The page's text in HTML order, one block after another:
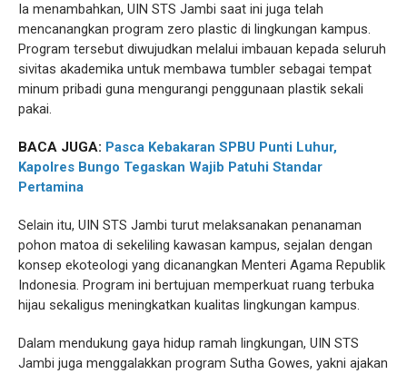
Ia menambahkan, UIN STS Jambi saat ini juga telah
mencanangkan program zero plastic di lingkungan kampus.
Program tersebut diwujudkan melalui imbauan kepada seluruh
sivitas akademika untuk membawa tumbler sebagai tempat
minum pribadi guna mengurangi penggunaan plastik sekali
pakai.
BACA JUGA: Pasca Kebakaran SPBU Punti Luhur,
Kapolres Bungo Tegaskan Wajib Patuhi Standar
Pertamina
Selain itu, UIN STS Jambi turut melaksanakan penanaman
pohon matoa di sekeliling kawasan kampus, sejalan dengan
konsep ekoteologi yang dicanangkan Menteri Agama Republik
Indonesia. Program ini bertujuan memperkuat ruang terbuka
hijau sekaligus meningkatkan kualitas lingkungan kampus.
Dalam mendukung gaya hidup ramah lingkungan, UIN STS
Jambi juga menggalakkan program Sutha Gowes, yakni ajakan